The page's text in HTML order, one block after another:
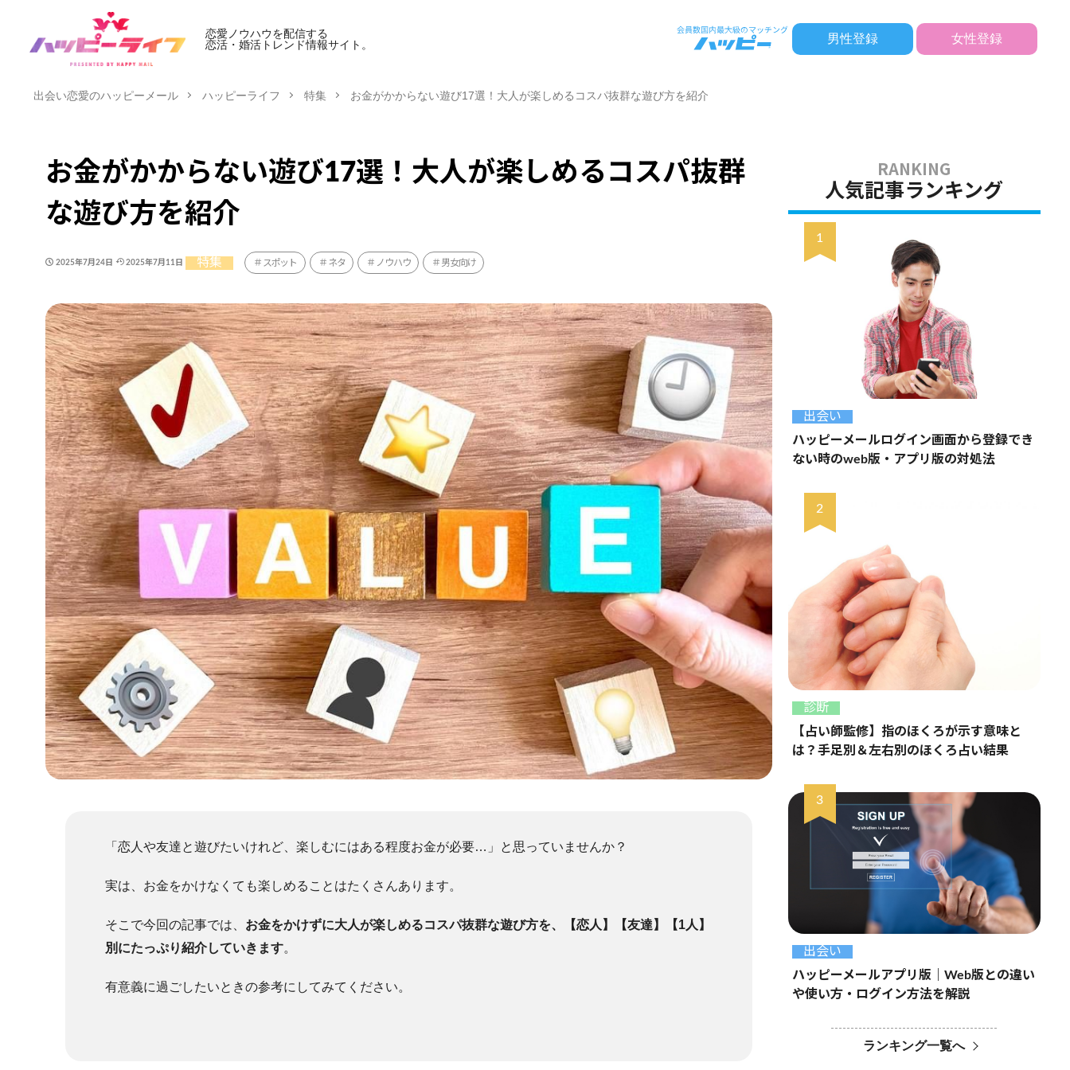
恋愛ノウハウを配信する
恋活・婚活トレンド情報サイト。
男性登録 女性登録
出会い恋愛のハッピーメール ハッピーライフ 特集 お金がかからない遊び17選！大人が楽しめるコスパ抜群な遊び方を紹介
お金がかからない遊び17選！大人が楽しめるコスパ抜群
な遊び方を紹介
2025年7月24日 2025年7月11日 特集 スポット ネタ ノウハウ 男女向け
「恋人や友達と遊びたいけれど、楽しむにはある程度お金が必要…」と思っていませんか？
実は、お金をかけなくても楽しめることはたくさんあります。
そこで今回の記事では、 お金をかけずに大人が楽しめるコスパ抜群な遊び方を、【恋人】【友達】【1人】
別にたっぷり紹介していきます。
有意義に過ごしたいときの参考にしてみてください。
人気記事ランキング
出会い
ハッピーメールログイン画面から登録でき
ない時のweb版・アプリ版の対処法
診断
【占い師監修】指のほくろが示す意味と
は？手足別＆左右別のほくろ占い結果
出会い
ハッピーメールアプリ版｜Web版との違い
や使い方・ログイン方法を解説
ランキング一覧へ